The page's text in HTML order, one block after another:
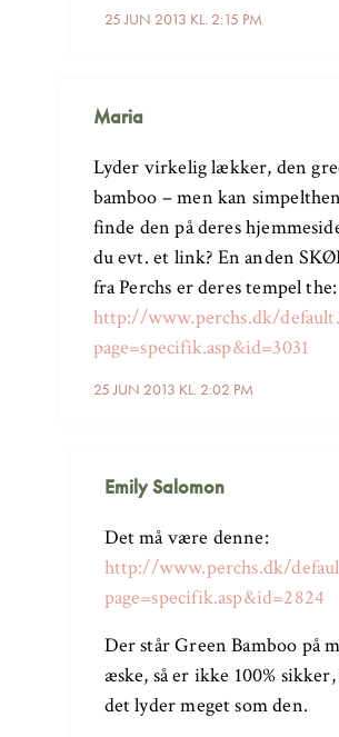
25 JUN 2013 KL. 2:15 PM
Maria
25 JUN 2013 KL. 2:02 PM
Lyder virkelig lækker, den
bamboo – men kan
finde den på deres
du evt. et link? En anden
fra Perchs er deres tempel the:
http://www.perchs.dk/
page=specifik.asp&id=3031
Emily Salomon
Det må være denne:
http://www.perchs.dk/
page=specifik.asp&id=2824
Der står Green Bamboo på
æske, så er ikke 100%
det lyder meget som den.